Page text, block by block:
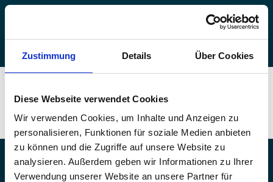
Zustimmung Details Über Cookies
Diese Webseite verwendet Cookies
Wir verwenden Cookies, um Inhalte und Anzeigen zu
personalisieren, Funktionen für soziale Medien anbieten
zu können und die Zugriffe auf unsere Website zu
analysieren. Außerdem geben wir Informationen zu Ihrer
Verwendung unserer Website an unsere Partner für
Zum
springen
Netzwerk Stimmenhören e.V.
Menü
Netzwerk Stimmenhören e.V. Satzung 11.2024 Herunterladen
Suchen